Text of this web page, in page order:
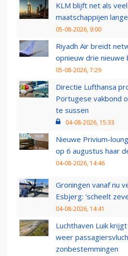
KLM blijft net als
maatschappijen
05-08-2026, 9:00
Riyadh Air breidt
opnieuw drie nieuwe
05-08-2026, 7:29
Directie Lufthansa
Portugese vakbond
te sussen
04-08-2026, 15:33
Nieuwe Privium-
op 6 augustus haar
04-08-2026, 14:46
Groningen vanaf nu
Esbjerg: 'scheelt
04-08-2026, 14:41
Luchthaven Luik
weer
zonbestemmingen